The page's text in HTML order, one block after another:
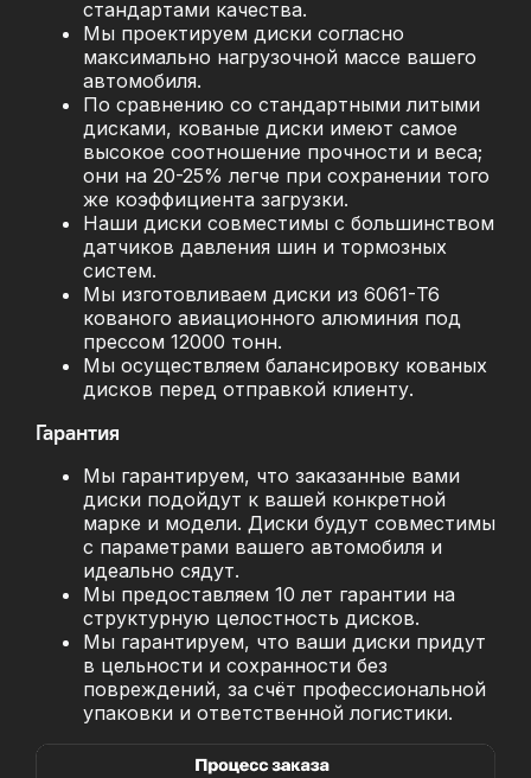
стандартами качества.
Мы проектируем диски согласно
максимально нагрузочной массе вашего
автомобиля.
По сравнению со стандартными литыми
дисками, кованые диски имеют самое
высокое соотношение прочности и веса;
они на 20-25% легче при сохранении того
же коэффициента загрузки.
Наши диски совместимы с большинством
датчиков давления шин и тормозных
систем.
Мы изготовливаем диски из 6061-T6
кованого авиационного алюминия под
прессом 12000 тонн.
Мы осуществляем балансировку кованых
дисков перед отправкой клиенту.
Гарантия
Мы гарантируем, что заказанные вами
диски подойдут к вашей конкретной
марке и модели. Диски будут совместимы
с параметрами вашего автомобиля и
идеально сядут.
Мы предоставляем 10 лет гарантии на
структурную целостность дисков.
Мы гарантируем, что ваши диски придут
в цельности и сохранности без
повреждений, за счёт профессиональной
упаковки и ответственной логистики.